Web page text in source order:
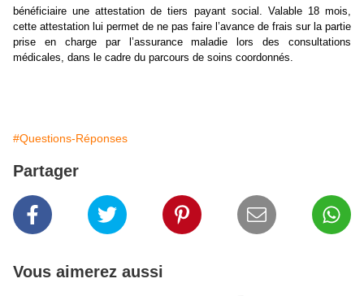
bénéficiaire une attestation de tiers payant social. Valable 18 mois,
cette attestation lui permet de ne pas faire l’avance de frais sur la partie
prise en charge par l’assurance maladie lors des consultations
médicales, dans le cadre du parcours de soins coordonnés.
#Questions-Réponses
Partager
Vous aimerez aussi